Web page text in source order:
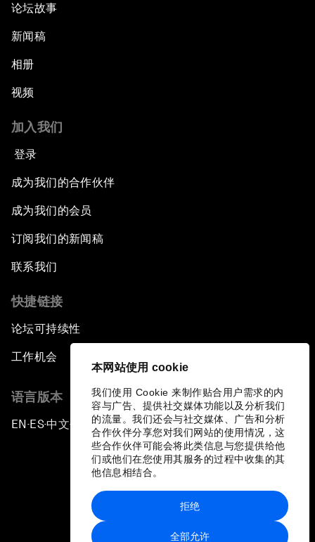
本网站使用 cookie
我们使用 Cookie 来制作贴合用户需求的内
容与广告、提供社交媒体功能以及分析我们
的流量。我们还会与社交媒体、广告和分析
合作伙伴分享您对我们网站的使用情况，这
些合作伙伴可能会将此类信息与您提供给他
们或他们在您使用其服务的过程中收集的其
他信息相结合。
全部允许
拒绝
论坛故事
新闻稿
相册
视频
加入我们
登录
成为我们的合作伙伴
成为我们的会员
订阅我们的新闻稿
联系我们
快捷链接
论坛可持续性
工作机会
语言版本
EN ▪ES▪中文▪ 日本語